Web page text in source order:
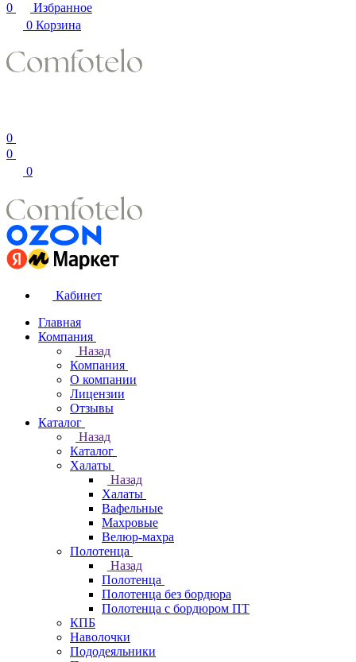
0
Избранное
0 Корзина
0
0
0
Кабинет
Главная
Компания
Назад
Компания
О компании
Лицензии
Отзывы
Каталог
Назад
Каталог
Халаты
Назад
Халаты
Вафельные
Махровые
Велюр-махра
Полотенца
Назад
Полотенца
Полотенца без бордюра
Полотенца с бордюром ПТ
КПБ
Наволочки
Пододеяльники